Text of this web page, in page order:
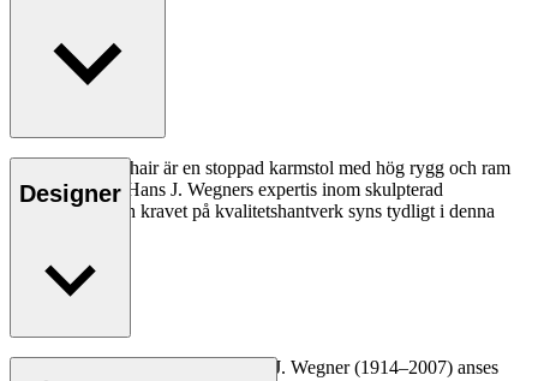
CH445 Wing Chair är en stoppad karmstol med hög rygg och ram
av rostfritt stål. Hans J. Wegners expertis inom skulpterad
formgivning och kravet på kvalitetshantverk syns tydligt i denna
Läs mer
Designer
Den danske möbeldesignern Hans J. Wegner (1914–2007) anses